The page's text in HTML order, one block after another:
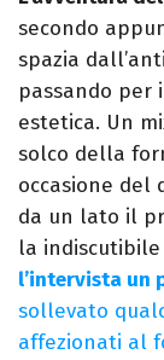
secondo
spazia
passando per
estetica. Un
solco della
occasione del
da un lato il
la
l’intervista un
sollevato
affezionati al